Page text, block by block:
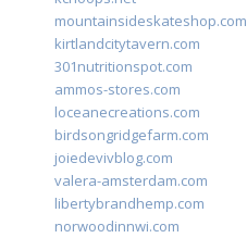
mountainsideskateshop.com
kirtlandcitytavern.com
301nutritionspot.com
ammos-stores.com
loceanecreations.com
birdsongridgefarm.com
joiedevivblog.com
valera-amsterdam.com
libertybrandhemp.com
norwoodinnwi.com